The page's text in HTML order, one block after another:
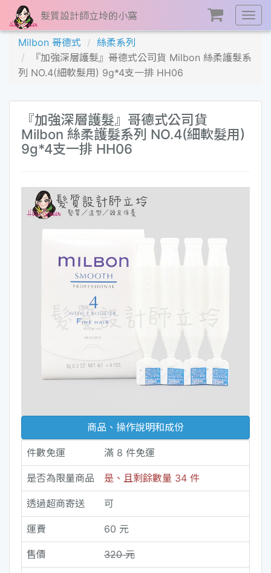
展
開
單
髮質設計師立坽的小窩
Milbon 哥德式
絲柔系列
『加強深層護髮』哥德式公司貨 Milbon 絲柔護髮系
列 NO.4(細軟髮用) 9g*4支一排 HH06
『加強深層護髮』哥德式公司貨
Milbon 絲柔護髮系列 NO.4(細軟髮用)
9g*4支一排 HH06
商品、操作說明和成份
件數免運 滿 8 件免運
是否為限量商品 是、且剩餘數量 34 件
透過超商寄送 可
運費 60 元
售價 320 元